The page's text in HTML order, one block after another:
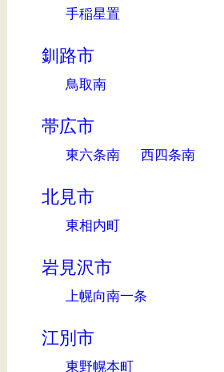
手稲星置
釧路市
鳥取南
帯広市
東六条南 西四条南
北見市
東相内町
岩見沢市
上幌向南一条
江別市
東野幌本町